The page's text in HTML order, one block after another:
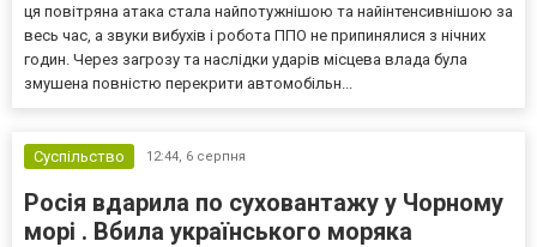
ця повітряна атака стала найпотужнішою та найінтенсивнішою за
весь час, а звуки вибухів і робота ППО не припинялися з нічних
годин. Через загрозу та наслідки ударів місцева влада була
змушена повністю перекрити автомобільн...
Суспільство 12:44, 6 серпня
Росія вдарила по суховантажу у Чорному
морі . Вбила українського моряка